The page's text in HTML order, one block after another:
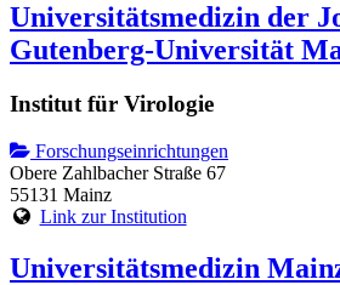
Universitätsmedizin der
Gutenberg-Universität
Institut für Virologie
Forschungseinrichtungen
Obere Zahlbacher Straße 67
55131 Mainz
Link zur Institution
Universitätsmedizin